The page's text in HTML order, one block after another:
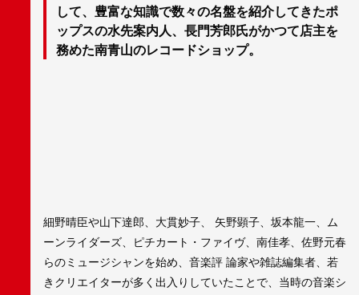
して、豊富な知識で数々の名盤を紹介してきたポ
ップスの水先案内人、長門芳郎氏がかつて店主を
務めた南青山のレコードショップ。
細野晴臣や山下達郎、大貫妙子、 矢野顕子、坂本龍一、ム
ーンライダーズ、ピチカート・ファイヴ、南佳孝、佐野元春
らのミュージシャンを始め、音楽評 論家や雑誌編集者、若
きクリエイターが多く出入りしていたことで、当時の音楽シ